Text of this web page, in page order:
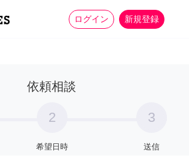
ログイン 新規登録
家事 more_horiz
依頼相談
2
希望日時
3
送信